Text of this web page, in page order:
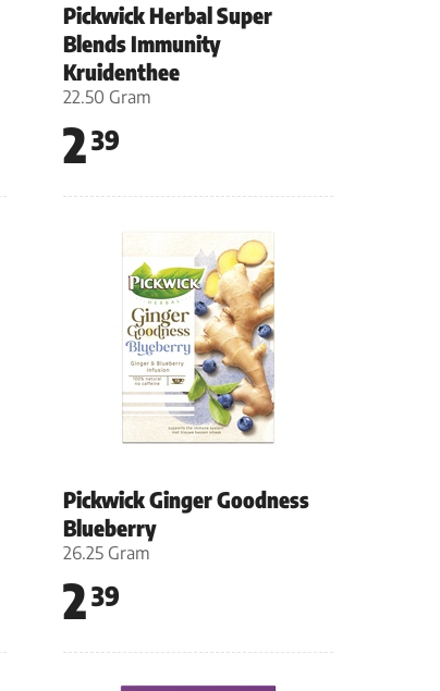
Pickwick Herbal Super
Blends Immunity
Kruidenthee
22.50 Gram
239
Pickwick Ginger Goodness
Blueberry
26.25 Gram
239